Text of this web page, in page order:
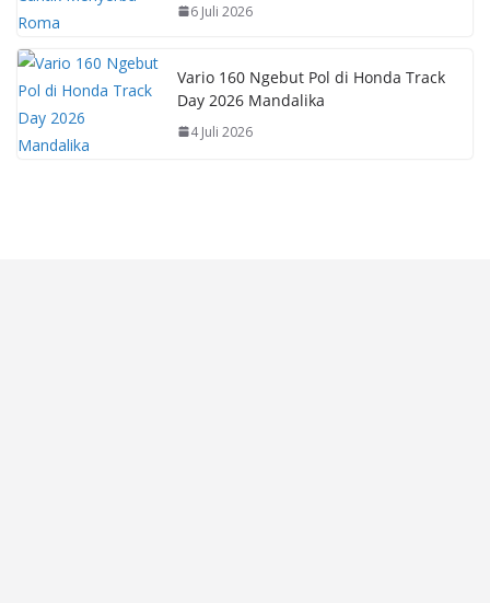
6 Juli 2026
Vario 160 Ngebut Pol di Honda Track
Day 2026 Mandalika
4 Juli 2026